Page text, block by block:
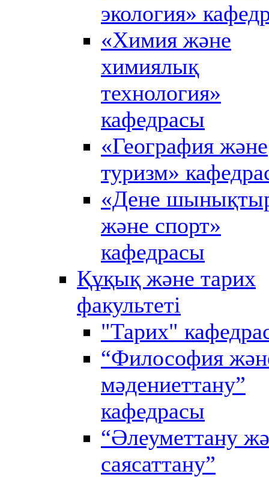
экология»
«Химия және
химиялық
технология»
кафедрасы
«География және
туризм»
«Дене
және спорт»
кафедрасы
Құқық және тарих
факультеті
"Тарих"
“Философия
мәдениеттану”
кафедрасы
“Әлеуметтану
саясаттану”